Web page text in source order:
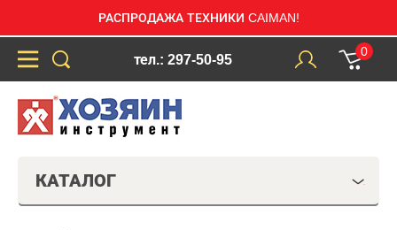
РАСПРОДАЖА ТЕХНИКИ CAIMAN!
тел.: 297-50-95
0
КАТАЛОГ